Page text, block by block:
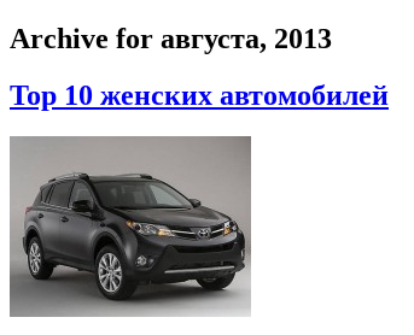
Archive for августа, 2013
Top 10 женских автомобилей